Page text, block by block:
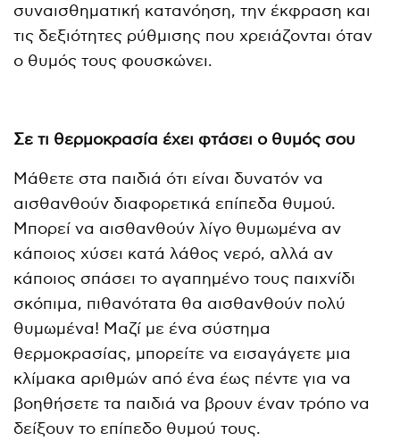
συναισθηματική κατανόηση, την έκφραση και
τις δεξιότητες ρύθμισης που χρειάζονται όταν
ο θυμός τους φουσκώνει.
Σε τι θερμοκρασία έχει φτάσει ο θυμός σου
Μάθετε στα παιδιά ότι είναι δυνατόν να
αισθανθούν διαφορετικά επίπεδα θυμού.
Μπορεί να αισθανθούν λίγο θυμωμένα αν
κάποιος χύσει κατά λάθος νερό, αλλά αν
κάποιος σπάσει το αγαπημένο τους παιχνίδι
σκόπιμα, πιθανότατα θα αισθανθούν πολύ
θυμωμένα! Μαζί με ένα σύστημα
θερμοκρασίας, μπορείτε να εισαγάγετε μια
κλίμακα αριθμών από ένα έως πέντε για να
βοηθήσετε τα παιδιά να βρουν έναν τρόπο να
δείξουν το επίπεδο θυμού τους.